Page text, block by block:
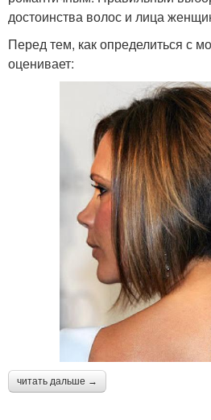
достоинства волос и лица
Перед тем, как определиться с
оценивает:
читать дальше →